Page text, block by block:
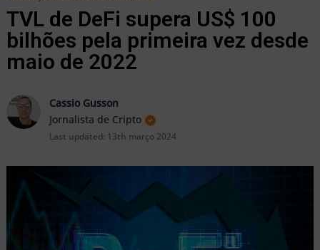
TVL de DeFi supera US$ 100
bilhões pela primeira vez desde
maio de 2022
Cassio Gusson
Jornalista de Cripto
Last updated: 13th março 2024